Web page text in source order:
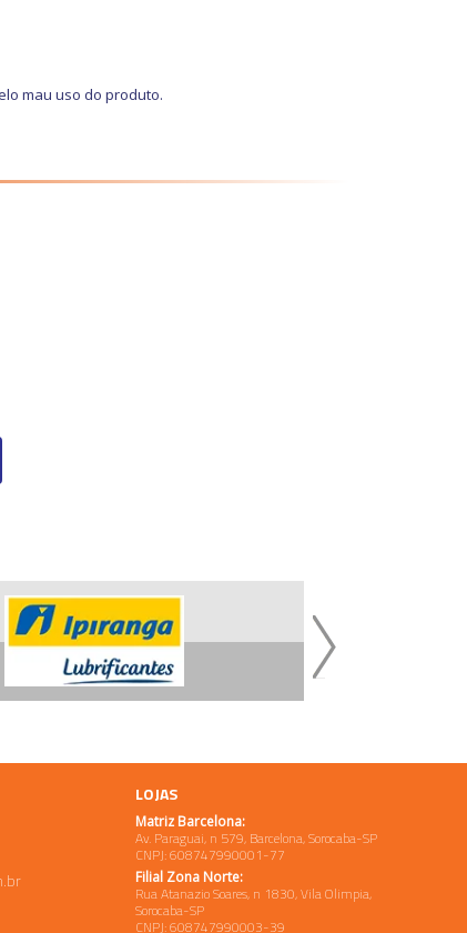
mau uso do produto.
LOJAS
Matriz Barcelona:
Av. Paraguai, n 579, Barcelona, Sorocaba-SP
CNPJ: 608747990001-77
Filial Zona Norte:
Rua Atanazio Soares, n 1830, Vila Olimpia,
Sorocaba-SP
CNPJ: 608747990003-39